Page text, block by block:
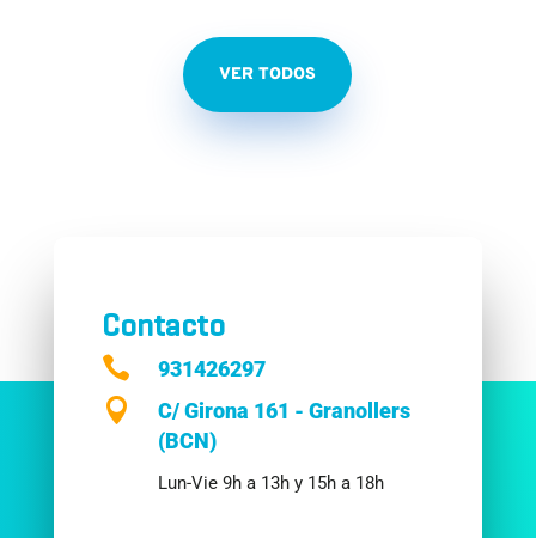
VER TODOS
Contacto
 931426297

C/ Girona 161 - Granollers
(BCN)
Lun-Vie 9h a 13h y 15h a 18h